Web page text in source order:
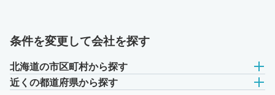
条件を変更して会社を探す
北海道の市区町村から探す
近くの都道府県から探す